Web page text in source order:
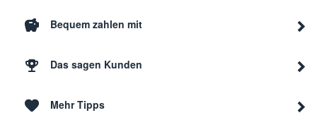
Bequem zahlen mit
Das sagen Kunden
Mehr Tipps